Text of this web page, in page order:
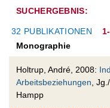
SUCHERGEBNIS:
32 PUBLIKATIONEN
Monographie
Holtrup, André, 2008:
Arbeitsbeziehungen ,
Hampp